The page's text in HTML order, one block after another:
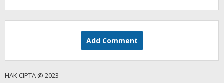
Add Comment
HAK CIPTA @ 2023